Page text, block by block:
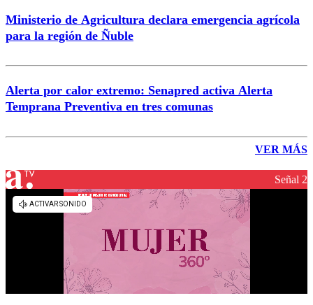
Ministerio de Agricultura declara emergencia agrícola
para la región de Ñuble
Alerta por calor extremo: Senapred activa Alerta
Temprana Preventiva en tres comunas
VER MÁS
Señal 2